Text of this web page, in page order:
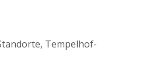
, Tempelhof-